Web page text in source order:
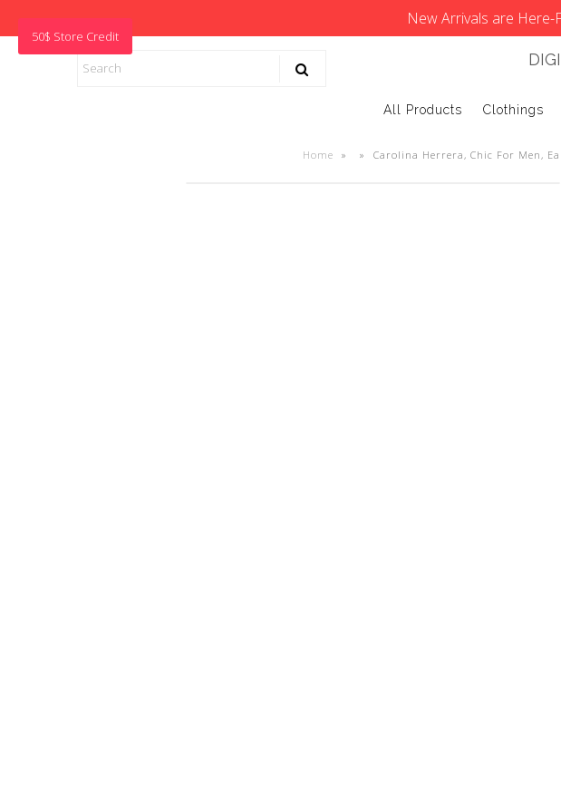
New Arrivals are Here-
All Products Clothings
Home » » Carolina Herrera, Chic For Men,
50$ Store Credit